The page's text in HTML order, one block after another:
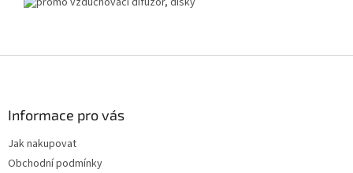
Informace pro vás
Jak nakupovat
Obchodní podmínky